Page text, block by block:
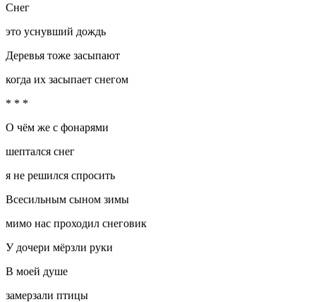
Снег
это уснувший дождь
Деревья тоже засыпают
когда их засыпает снегом
* * *
О чём же с фонарями
шептался снег
я не решился спросить
Всесильным сыном зимы
мимо нас проходил снеговик
У дочери мёрзли руки
В моей душе
замерзали птицы